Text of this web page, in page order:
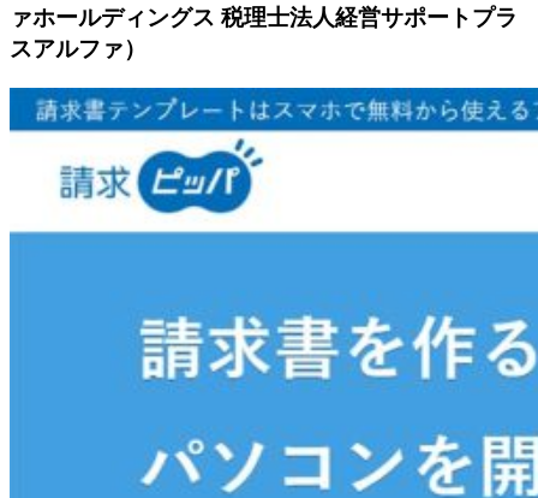
ァホールディングス 税理士法人経営サポートプラ
スアルファ）